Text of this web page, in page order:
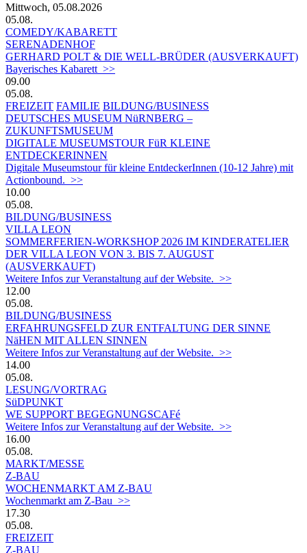
Mittwoch, 05.08.2026
05.08.
COMEDY/KABARETT
SERENADENHOF
GERHARD POLT & DIE WELL-BRÜDER (AUSVERKAUFT)
Bayerisches Kabarett >>
09.00
05.08.
FREIZEIT FAMILIE BILDUNG/BUSINESS
DEUTSCHES MUSEUM NüRNBERG –
ZUKUNFTSMUSEUM
DIGITALE MUSEUMSTOUR FüR KLEINE
ENTDECKERINNEN
Digitale Museumstour für kleine EntdeckerInnen (10-12 Jahre) mit
Actionbound. >>
10.00
05.08.
BILDUNG/BUSINESS
VILLA LEON
SOMMERFERIEN-WORKSHOP 2026 IM KINDERATELIER
DER VILLA LEON VON 3. BIS 7. AUGUST
(AUSVERKAUFT)
Weitere Infos zur Veranstaltung auf der Website. >>
12.00
05.08.
BILDUNG/BUSINESS
ERFAHRUNGSFELD ZUR ENTFALTUNG DER SINNE
NäHEN MIT ALLEN SINNEN
Weitere Infos zur Veranstaltung auf der Website. >>
14.00
05.08.
LESUNG/VORTRAG
SüDPUNKT
WE SUPPORT BEGEGNUNGSCAFé
Weitere Infos zur Veranstaltung auf der Website. >>
16.00
05.08.
MARKT/MESSE
Z-BAU
WOCHENMARKT AM Z-BAU
Wochenmarkt am Z-Bau >>
17.30
05.08.
FREIZEIT
Z-BAU